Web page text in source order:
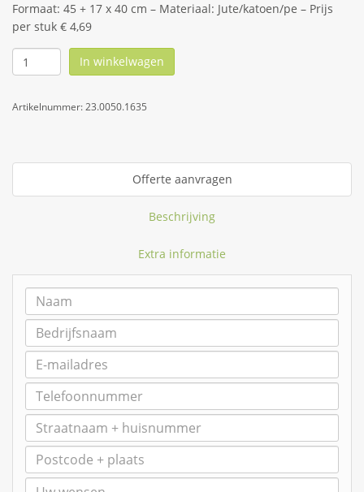
Formaat: 45 + 17 x 40 cm – Materiaal: Jute/katoen/pe – Prijs
per stuk € 4,69
In winkelwagen
Artikelnummer:23.0050.1635
Offerte aanvragen
Beschrijving
Extra informatie